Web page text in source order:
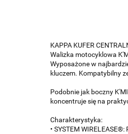
KAPPA KUFER
Walizka motocyklowa
Wyposażone w
kluczem. Kompatybilny
Podobnie jak boczny
koncentruje się na
Charakterystyka:
• SYSTEM